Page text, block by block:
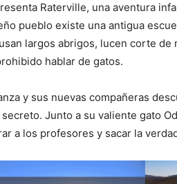
Raterville, una aventura
pueblo existe una antigua
largos abrigos, lucen corte de
hablar de gatos.
y sus nuevas compañeras
Junto a su valiente gato
a los profesores y sacar la